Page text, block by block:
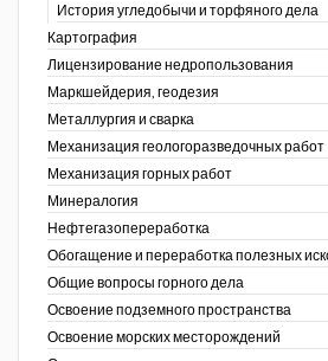
История угледобычи и торфяного дела
Картография
Лицензирование недропользования
Маркшейдерия, геодезия
Металлургия и сварка
Механизация геологоразведочных работ
Механизация горных работ
Минералогия
Нефтегазопереработка
Обогащение и переработка полезных
Общие вопросы горного дела
Освоение подземного пространства
Освоение морских месторождений